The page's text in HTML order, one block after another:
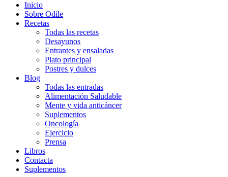
Inicio
Sobre Odile
Recetas
Todas las recetas
Desayunos
Entrantes y ensaladas
Plato principal
Postres y dulces
Blog
Todas las entradas
Alimentación Saludable
Mente y vida anticáncer
Suplementos
Oncología
Ejercicio
Prensa
Libros
Contacta
Suplementos